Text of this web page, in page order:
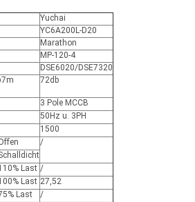
Yuchai
YC6A200L-D20
Marathon
MP-120-4
DSE6020/DSE7320
72db
3 Pole MCCB
50Hz u. 3PH
1500
/
Last /
Last 27,52
Last
/